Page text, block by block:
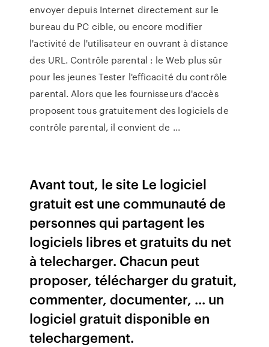
envoyer depuis Internet directement sur le
bureau du PC cible, ou encore modifier
l'activité de l'utilisateur en ouvrant à distance
des URL. Contrôle parental : le Web plus sûr
pour les jeunes Tester l'efficacité du contrôle
parental. Alors que les fournisseurs d'accès
proposent tous gratuitement des logiciels de
contrôle parental, il convient de ...
Avant tout, le site Le logiciel
gratuit est une communauté de
personnes qui partagent les
logiciels libres et gratuits du net
à telecharger. Chacun peut
proposer, télécharger du gratuit,
commenter, documenter, ... un
logiciel gratuit disponible en
telechargement.